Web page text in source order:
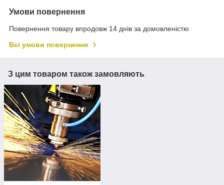
Умови повернення
Повернення товару впродовж 14 днів за домовленістю
Всі умови повернення
З цим товаром також замовляють